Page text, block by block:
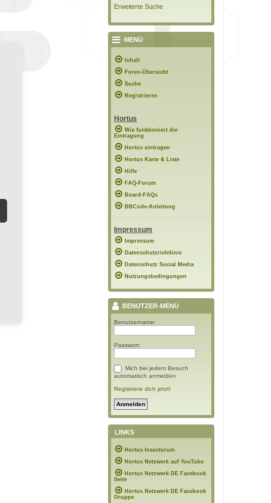
Erweiterte Suche
MENÜ
Inhalt
Foren-Übersicht
Suche
Registrieren
Hortus
Wie funktioniert die
Eintragung
Hortus eintragen
Hortus Karte & Liste
Hilfe
FAQ-Forum
Board-FAQs
BBCode-Anleitung
Impressum
Impressum
Datenschutzrichtlinie
Datenschutz Social Media
Nutzungsbedingungen
BENUTZER-MENÜ
Benutzername:
Passwort:
Mich bei jedem Besuch
automatisch anmelden
Registriere dich jetzt!
LINKS
Hortus Insectorum
Hortus Netzwerk auf YouTube
Hortus Netzwerk DE Facebook
Seite
Hortus Netzwerk DE Facebook
Gruppe